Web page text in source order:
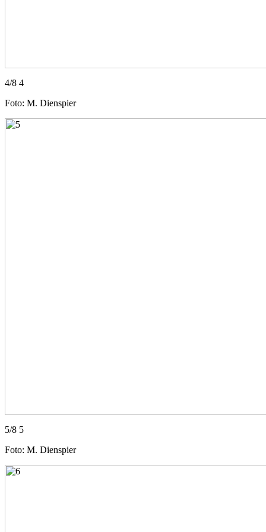
4/8 4
Foto: M. Dienspier
5/8 5
Foto: M. Dienspier